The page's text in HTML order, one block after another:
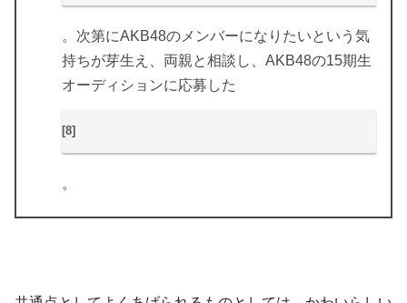
。次第にAKB48のメンバーになりたいという気
持ちが芽生え、両親と相談し、AKB48の15期生
オーディションに応募した
[8]
。